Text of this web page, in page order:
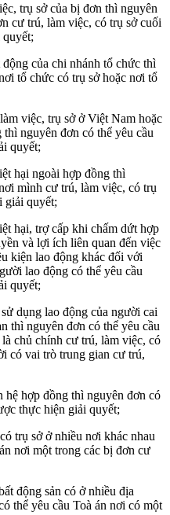
trụ sở của bị đơn thì nguyên
cư trú, làm việc, có trụ sở cuối
của chi nhánh tổ chức thì
tổ chức có trụ sở hoặc nơi tổ
việc, trụ sở ở Việt Nam hoặc
nguyên đơn có thể yêu cầu
quyết;
hại ngoài hợp đồng thì
mình cư trú, làm việc, có trụ
giải quyết;
hại, trợ cấp khi chấm dứt hợp
và lợi ích liên quan đến việc
kiện lao động khác đối với
lao động có thể yêu cầu
quyết;
dụng lao động của người cai
thì nguyên đơn có thể yêu cầu
chủ chính cư trú, làm việc, có
có vai trò trung gian cư trú,
hệ hợp đồng thì nguyên đơn có
thực hiện giải quyết;
trụ sở ở nhiều nơi khác nhau
nơi một trong các bị đơn cư
động sản có ở nhiều địa
thể yêu cầu Toà án nơi có một